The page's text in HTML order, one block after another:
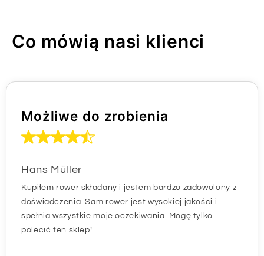
Co mówią nasi klienci
Możliwe do zrobienia
Hans Müller
Kupiłem rower składany i jestem bardzo zadowolony z
doświadczenia. Sam rower jest wysokiej jakości i
spełnia wszystkie moje oczekiwania. Mogę tylko
polecić ten sklep!